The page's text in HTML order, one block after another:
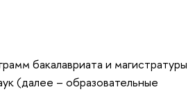
бакалавриата и магистратуры
(далее – образовательные